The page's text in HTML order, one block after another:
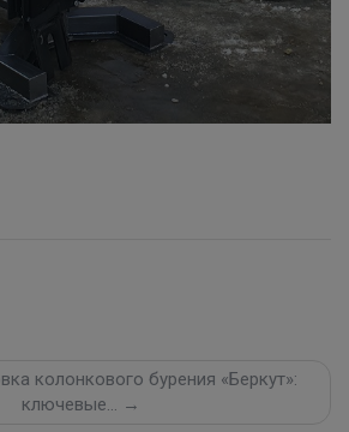
колонкового бурения «Беркут»:
ключевые… →